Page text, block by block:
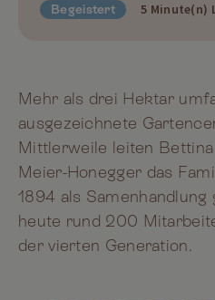
Begeistert 5 Minute(n)
Mehr als drei Hektar
ausgezeichnete
Mittlerweile leiten
Meier-Honegger das
1894 als
heute rund 200
der vierten Generation.